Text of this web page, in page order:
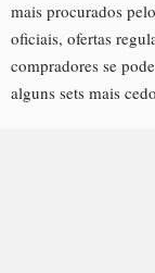
mais procurados
oficiais, ofertas
compradores se
alguns sets mais